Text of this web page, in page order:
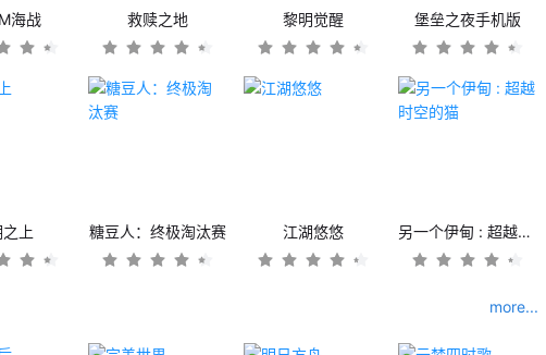
海战 救赎之地 黎明觉醒 堡垒之夜手机版
上 糖豆人：终极淘汰赛 江湖悠悠 另一个伊甸 : 超越时空的猫
more...